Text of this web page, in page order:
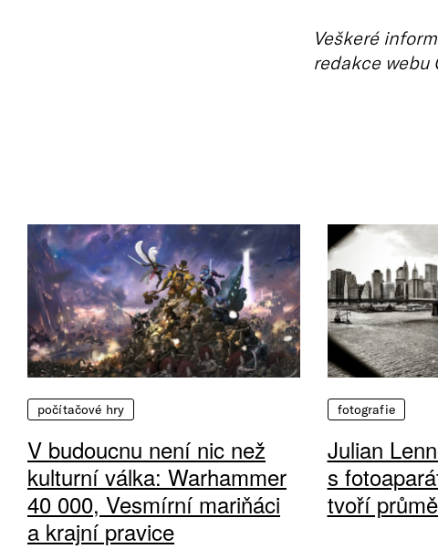
Veškeré
redakce webu
počítačové hry
V budoucnu není nic než
kulturní válka: Warhammer
40 000, Vesmírní mariňáci
a krajní pravice
fotografie
Julian
s
tvoří